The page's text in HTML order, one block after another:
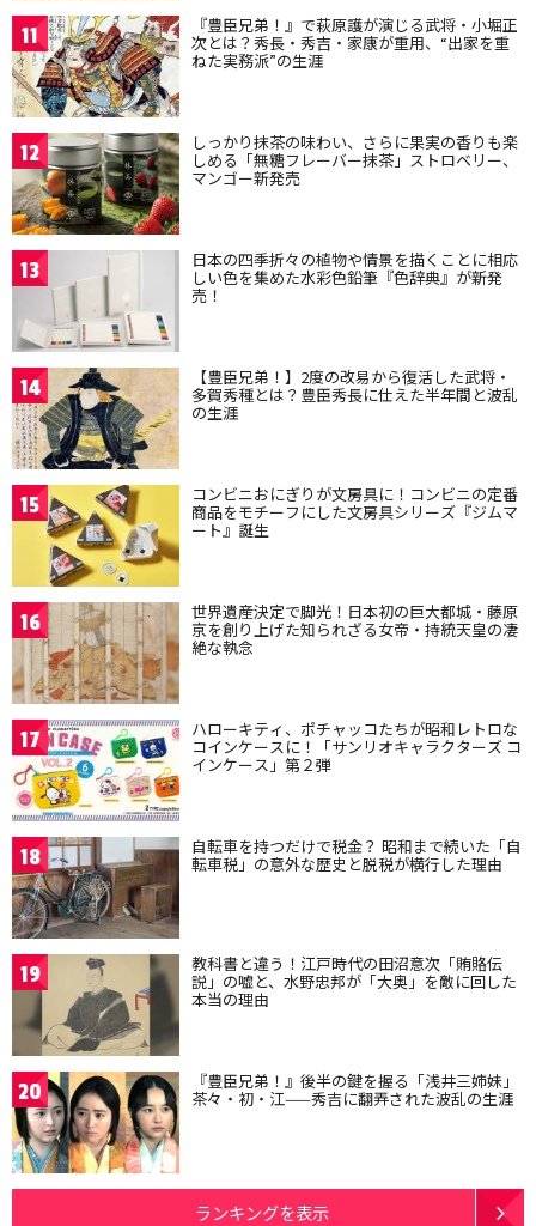
11 『豊臣兄弟！』で萩原護が演じる武将・小堀正
次とは？秀長・秀吉・家康が重用、“出家を重
ねた実務派”の生涯
12 しっかり抹茶の味わい、さらに果実の香りも楽
しめる「無糖フレーバー抹茶」ストロベリー、
マンゴー新発売
13 日本の四季折々の植物や情景を描くことに相応
しい色を集めた水彩色鉛筆『色辞典』が新発
売！
14 【豊臣兄弟！】2度の改易から復活した武将・
多賀秀種とは？豊臣秀長に仕えた半年間と波乱
の生涯
15 コンビニおにぎりが文房具に！コンビニの定番
商品をモチーフにした文房具シリーズ『ジムマ
ート』誕生
16 世界遺産決定で脚光！日本初の巨大都城・藤原
京を創り上げた知られざる女帝・持統天皇の凄
絶な執念
17 ハローキティ、ポチャッコたちが昭和レトロな
コインケースに！「サンリオキャラクターズ コ
インケース」第２弾
18 自転車を持つだけで税金？ 昭和まで続いた「自
転車税」の意外な歴史と脱税が横行した理由
19 教科書と違う！江戸時代の田沼意次「賄賂伝
説」の嘘と、水野忠邦が「大奥」を敵に回した
本当の理由
20 『豊臣兄弟！』後半の鍵を握る「浅井三姉妹」
茶々・初・江——秀吉に翻弄された波乱の生涯
ランキングを表示